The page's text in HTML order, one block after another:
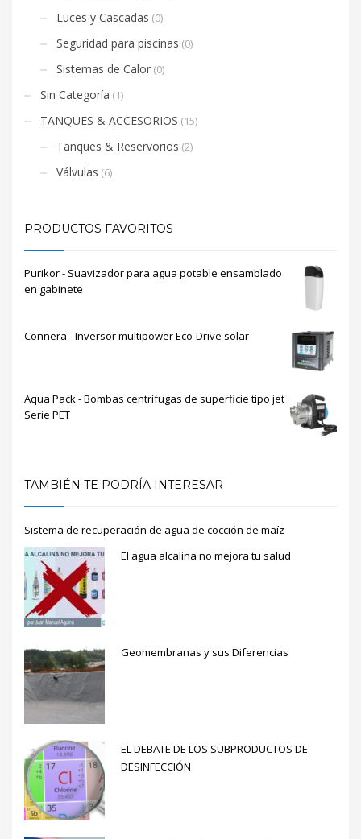
Luces y Cascadas (0)
Seguridad para piscinas (0)
Sistemas de Calor (0)
Sin Categoría (1)
TANQUES & ACCESORIOS (15)
Tanques & Reservorios (2)
Válvulas (6)
PRODUCTOS FAVORITOS
Purikor - Suavizador para agua potable ensamblado
en gabinete
Connera - Inversor multipower Eco-Drive solar
Aqua Pack - Bombas centrífugas de superficie tipo jet
Serie PET
TAMBIÉN TE PODRÍA INTERESAR
Sistema de recuperación de agua de cocción de maíz
El agua alcalina no mejora tu salud
Geomembranas y sus Diferencias
EL DEBATE DE LOS SUBPRODUCTOS DE
DESINFECCIÓN